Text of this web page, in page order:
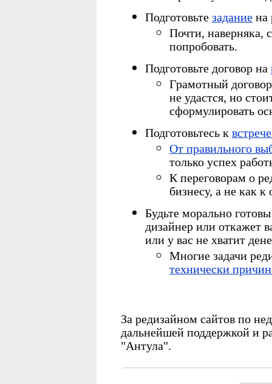
Подготовьте задание на
Почти, наверняка,
попробовать.
Подготовьте договор на
Грамотный договор
не удастся, но
сформулировать
Подготовьтесь к
От правильного
только успех
К переговорам о
бизнесу, а не как
Будьте морально
дизайнер или откажет
или у вас не хватит
Многие задачи
технически
За редизайном сайтов по
дальнейшей поддержкой и
"Антула".